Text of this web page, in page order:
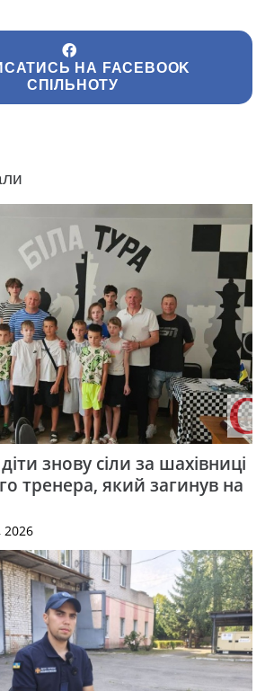
НА FACEBOOK
СПІЛЬНОТУ
знову сіли за шахівниці
тренера, який загинув на
2026